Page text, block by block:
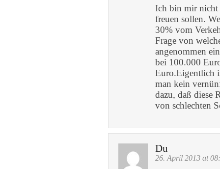
Ich bin mir nicht
freuen sollen.
30% vom
Frage von
angenommen
bei 100.000
Euro.Eigentlich
man kein
dazu, daß diese
von schlechten
Du
26. April 2013 at